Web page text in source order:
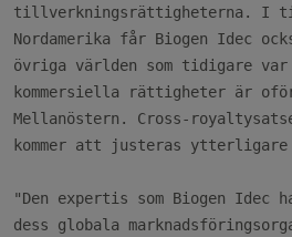
tillverkningsrättigheterna. I
Nordamerika får Biogen Idec
övriga världen som tidigare var
kommersiella rättigheter är
Mellanöstern. Cross-
kommer att justeras
"Den expertis som Biogen
dess globala